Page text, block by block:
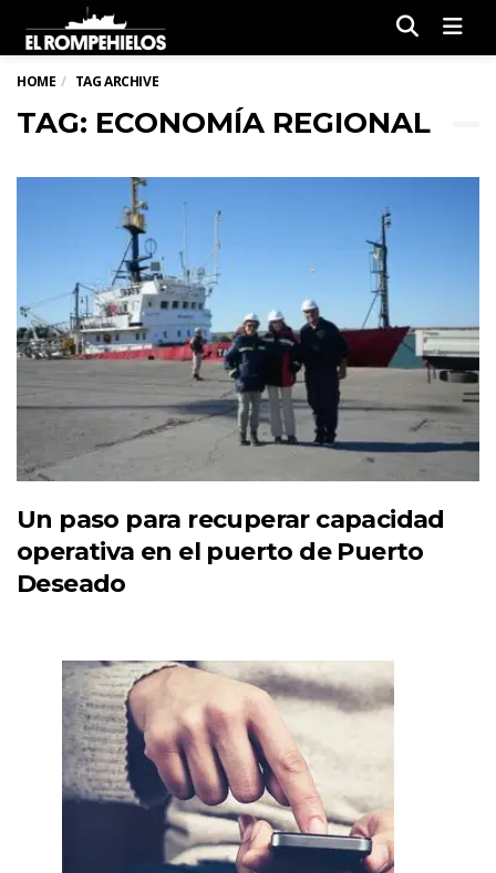
HOME TAG ARCHIVE
TAG: ECONOMÍA REGIONAL
Un paso para recuperar capacidad
operativa en el puerto de Puerto
Deseado